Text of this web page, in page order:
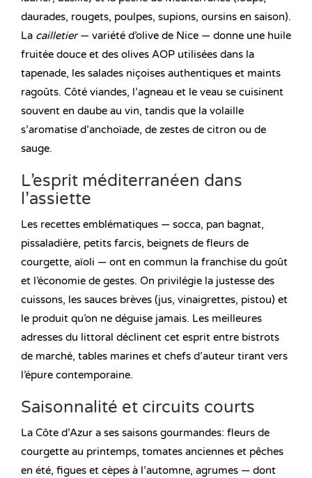
daurades, rougets, poulpes, supions, oursins en saison).
La cailletier— variété d’olive de Nice — donne une huile
fruitée douce et des olives AOP utilisées dans la
tapenade, les salades niçoises authentiques et maints
ragoûts. Côté viandes, l’agneau et le veau se cuisinent
souvent en daube au vin, tandis que la volaille
s’aromatise d’anchoïade, de zestes de citron ou de
sauge.
L’esprit méditerranéen dans
l’assiette
Les recettes emblématiques — socca, pan bagnat,
pissaladière, petits farcis, beignets de fleurs de
courgette, aïoli — ont en commun la franchise du goût
et l’économie de gestes. On privilégie la justesse des
cuissons, les sauces brèves (jus, vinaigrettes, pistou) et
le produit qu’on ne déguise jamais. Les meilleures
adresses du littoral déclinent cet esprit entre bistrots
de marché, tables marines et chefs d’auteur tirant vers
l’épure contemporaine.
Saisonnalité et circuits courts
La Côte d’Azur a ses saisons gourmandes: fleurs de
courgette au printemps, tomates anciennes et pêches
en été, figues et cèpes à l’automne, agrumes — dont